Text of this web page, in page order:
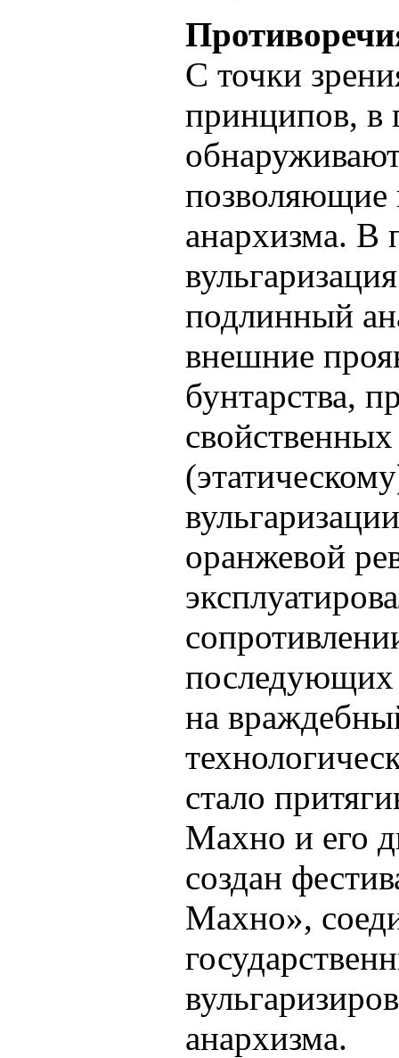
С точки
принципов, в
позволяющие
анархизма. В
подлинный
внешние
бунтарства,
оранжевой
последующих
на
стало
Махно и его
создан
Махно»,
анархизма.